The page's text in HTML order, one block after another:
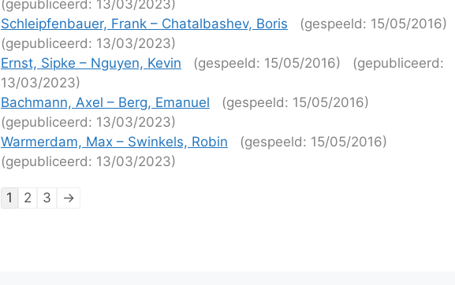
(gepubliceerd: 13/03/2023)
Schleipfenbauer, Frank – Chatalbashev, Boris
(gespeeld: 15/05/2016)
(gepubliceerd: 13/03/2023)
Ernst, Sipke – Nguyen, Kevin
(gespeeld: 15/05/2016)
(gepubliceerd:
13/03/2023)
Bachmann, Axel – Berg, Emanuel
(gespeeld: 15/05/2016)
(gepubliceerd: 13/03/2023)
Warmerdam, Max – Swinkels, Robin
(gespeeld: 15/05/2016)
(gepubliceerd: 13/03/2023)
Lijstnavigatie
1 2 3 →